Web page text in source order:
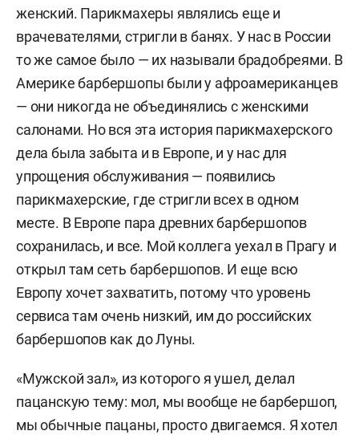
женский. Парикмахеры являлись еще и
врачевателями, стригли в банях. У нас в России
то же самое было — их называли брадобреями. В
Америке барбершопы были у афроамериканцев
— они никогда не объединялись с женскими
салонами. Но вся эта история парикмахерского
дела была забыта и в Европе, и у нас для
упрощения обслуживания — появились
парикмахерские, где стригли всех в одном
месте. В Европе пара древних барбершопов
сохранилась, и все. Мой коллега уехал в Прагу и
открыл там сеть барбершопов. И еще всю
Европу хочет захватить, потому что уровень
сервиса там очень низкий, им до российских
барбершопов как до Луны.
«Мужской зал», из которого я ушел, делал
пацанскую тему: мол, мы вообще не барбершоп,
мы обычные пацаны, просто двигаемся. Я хотел